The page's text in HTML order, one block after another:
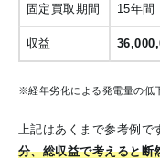
固定買取期間 15年間
収益
※経年劣化による発電量の低
上記はあくまで参考例で
分、総収益で考えると